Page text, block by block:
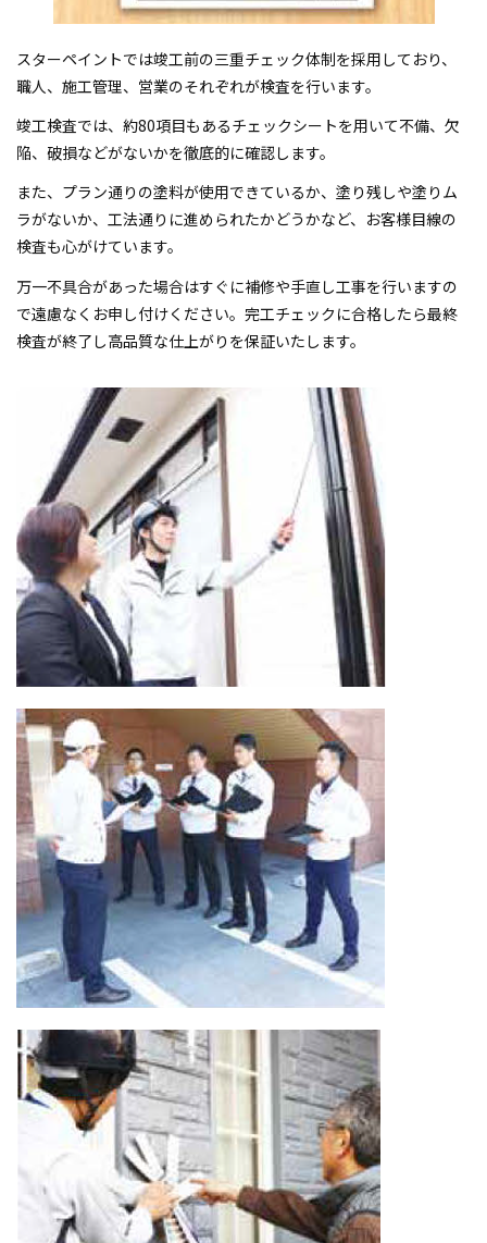
スターペイントでは竣工前の三重チェック体制を採用しており、
職人、施工管理、営業のそれぞれが検査を行います。
竣工検査では、約80項目もあるチェックシートを用いて不備、欠
陥、破損などがないかを徹底的に確認します。
また、プラン通りの塗料が使用できているか、塗り残しや塗りム
ラがないか、工法通りに進められたかどうかなど、お客様目線の
検査も心がけています。
万一不具合があった場合はすぐに補修や手直し工事を行いますの
で遠慮なくお申し付けください。完工チェックに合格したら最終
検査が終了し高品質な仕上がりを保証いたします。